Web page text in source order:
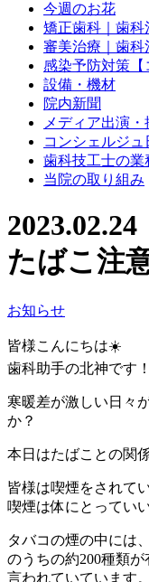
今週のお花
矯正歯科｜歯科
審美治療｜歯科
感染予防対策【
設備・機材
院内新聞
メディア出演・
コンシェルジュ
歯科技工士の業
当院の取り組み
2023.02.24
たばこ注
お知らせ
皆様こんにちは☀️
歯科助手の北神です！
寒暖差が激しい日々
か？
本日はたばことの関
皆様は喫煙をされて
喫煙は体にとってい
タバコの煙の中には
のうちの約200種類
言われていています